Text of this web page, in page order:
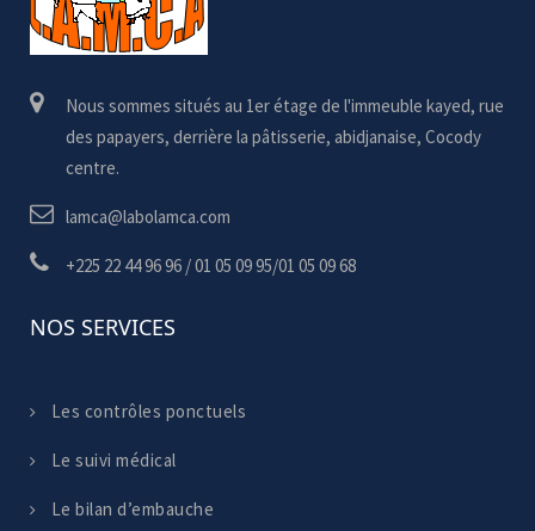
Nous sommes situés au 1er étage de l'immeuble kayed, rue
des papayers, derrière la pâtisserie, abidjanaise, Cocody
centre.
lamca@labolamca.com
+225 22 44 96 96 / 01 05 09 95/01 05 09 68
NOS SERVICES
Les contrôles ponctuels
Le suivi médical
Le bilan d’embauche